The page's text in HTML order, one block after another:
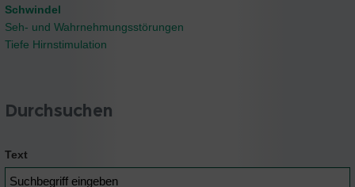
Schwindel
Seh- und Wahrnehmungsstörungen
Tiefe Hirnstimulation
Durchsuchen
Text